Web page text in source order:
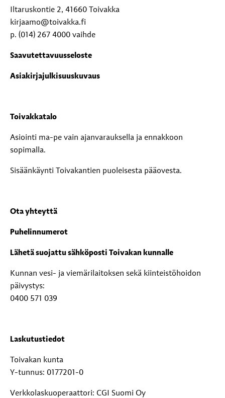
Iltaruskontie 2, 41660 Toivakka
kirjaamo@toivakka.fi
p. (014) 267 4000 vaihde
Saavutettavuusseloste
Asiakirjajulkisuuskuvaus
Toivakkatalo
Asiointi ma-pe vain ajanvarauksella ja ennakkoon
sopimalla.
Sisäänkäynti Toivakantien puoleisesta pääovesta.
Ota yhteyttä
Puhelinnumerot
Lähetä suojattu sähköposti Toivakan kunnalle
Kunnan vesi- ja viemärilaitoksen sekä kiinteistöhoidon
päivystys:
0400 571 039
Laskutustiedot
Toivakan kunta
Y-tunnus: 0177201-0
Verkkolaskuoperaattori: CGI Suomi Oy